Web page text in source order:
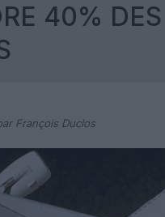
40%
François Duclos